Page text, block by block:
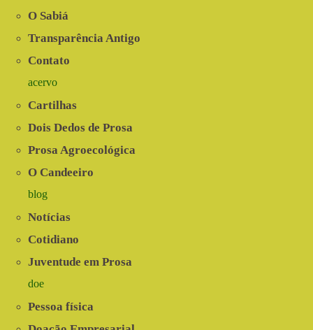
O Sabiá
Transparência Antigo
Contato
acervo
Cartilhas
Dois Dedos de Prosa
Prosa Agroecológica
O Candeeiro
blog
Notícias
Cotidiano
Juventude em Prosa
doe
Pessoa física